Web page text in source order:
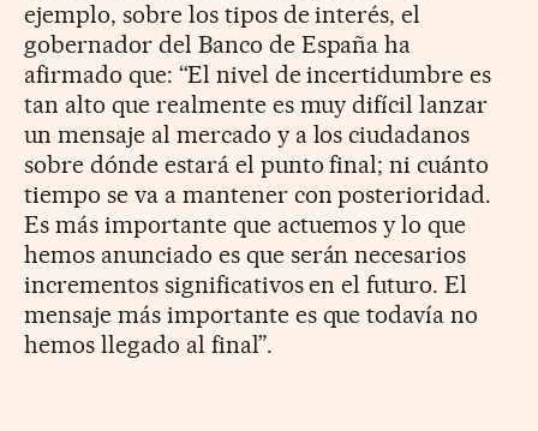
ejemplo, sobre los tipos de interés, el
gobernador del Banco de España ha
afirmado que: “El nivel de incertidumbre es
tan alto que realmente es muy difícil lanzar
un mensaje al mercado y a los ciudadanos
sobre dónde estará el punto final; ni cuánto
tiempo se va a mantener con posterioridad.
Es más importante que actuemos y lo que
hemos anunciado es que serán necesarios
incrementos significativos en el futuro. El
mensaje más importante es que todavía no
hemos llegado al final”.